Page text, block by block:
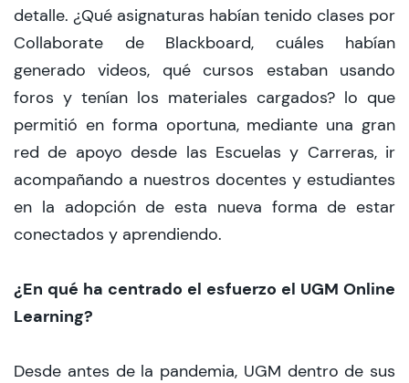
detalle. ¿Qué asignaturas habían tenido clases por
Collaborate de Blackboard, cuáles habían
generado videos, qué cursos estaban usando
foros y tenían los materiales cargados? lo que
permitió en forma oportuna, mediante una gran
red de apoyo desde las Escuelas y Carreras, ir
acompañando a nuestros docentes y estudiantes
en la adopción de esta nueva forma de estar
conectados y aprendiendo.
¿En qué ha centrado el esfuerzo el UGM Online
Learning?
Desde antes de la pandemia, UGM dentro de sus